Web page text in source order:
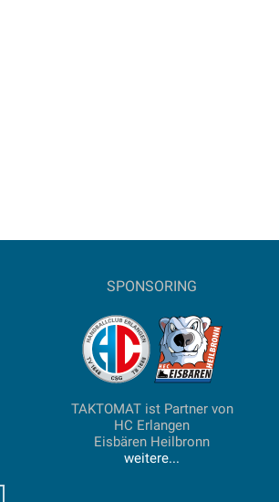
SPONSORING
TAKTOMAT ist Partner von
HC Erlangen
Eisbären Heilbronn
weitere...